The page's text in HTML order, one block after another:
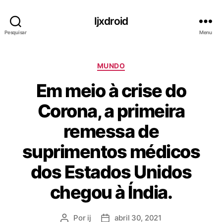
Pesquisar
Ijxdroid
Menu
C
t
e
g
o
r
i
a
s
MUNDO
Em meio à crise do
Corona, a primeira
remessa de
suprimentos médicos
dos Estados Unidos
chegou à Índia.
A Por ij
D abril 30, 2021